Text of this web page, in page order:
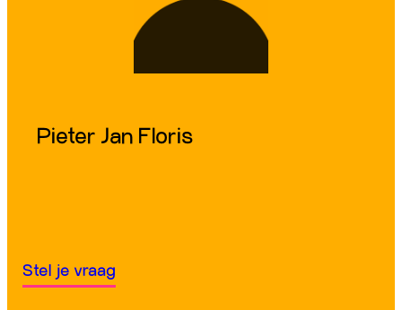
Pieter Jan Floris
Stel je vraag